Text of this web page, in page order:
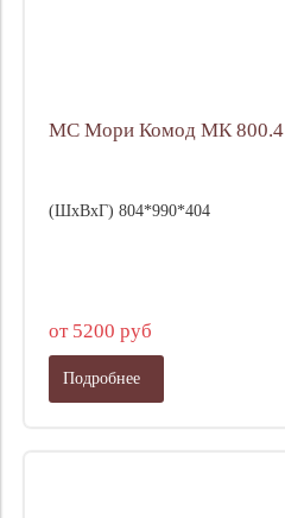
МС Мори Комод МК 800.4
(ШхВхГ) 804*990*404
от 5200 руб
Подробнее